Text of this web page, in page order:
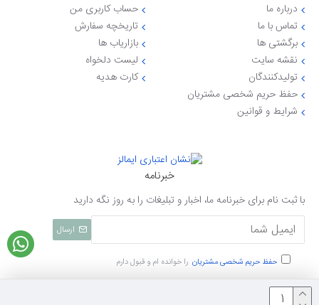
درباره ما
تماس با ما
برگشتی ها
نقشه سایت
تولیدکنندگان
حفظ حریم شخصی مشتریان
شرایط و قوانین
حساب کاربری من
تاریخچه سفارش
بازاریاب ها
لیست دلخواه
کارت هدیه
خبرنامه
با ثبت نام برای خبرنامه ما، اخبار و تبلیغات را به روز نگه دارید
ارسال
حفظ حریم شخصی مشتریان را خوانده ام و قبول دارم